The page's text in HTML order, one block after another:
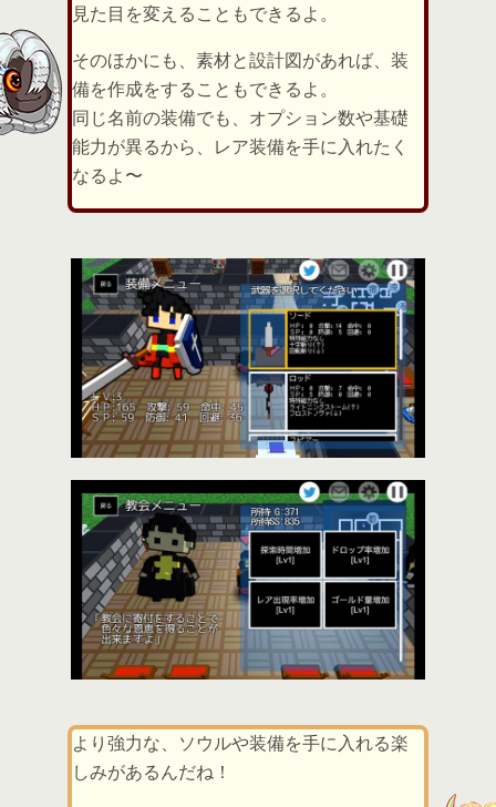
見た目を変えることもできるよ。
そのほかにも、素材と設計図があれば、装
備を作成をすることもできるよ。
同じ名前の装備でも、オプション数や基礎
能力が異るから、レア装備を手に入れたく
なるよ〜
より強力な、ソウルや装備を手に入れる楽
しみがあるんだね！